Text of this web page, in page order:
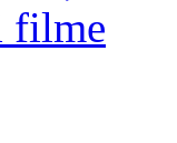
filme